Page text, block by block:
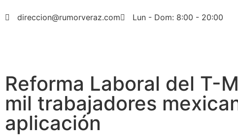
direccion@rumorveraz.com Lun - Dom: 8:00 - 20:00
Reforma Laboral del T-
mil trabajadores
aplicación